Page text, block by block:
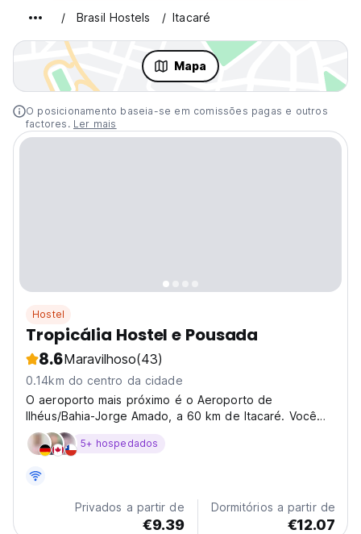
Brasil Hostels Itacaré
Mapa
O posicionamento baseia-se em comissões pagas e outros
factores. Ler mais
Hostel
Tropicália Hostel e Pousada
8.6Maravilhoso(43)
0.14km do centro da cidade
O aeroporto mais próximo é o Aeroporto de
Ilhéus/Bahia-Jorge Amado, a 60 km de Itacaré. Você
pode pegar um ônibus ou táxi de Ilhéus diretamente
para o centro de Itacaré. A estação rodoviária fica a
5+ hospedados
Privados a partir de
€9.39
Dormitórios a partir de
€12.07